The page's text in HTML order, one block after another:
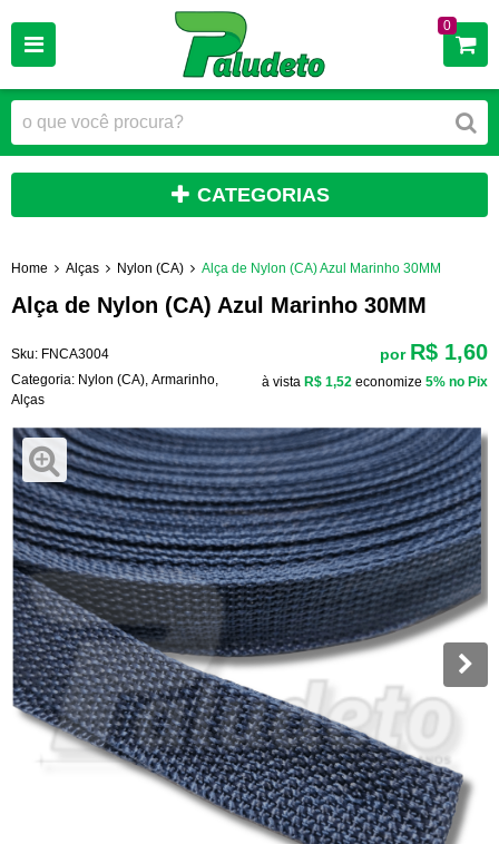
0
CATEGORIAS
Home Alças Nylon (CA) Alça de Nylon (CA) Azul Marinho 30MM
Alça de Nylon (CA) Azul Marinho 30MM
Sku: FNCA3004
Categoria: Nylon (CA) Armarinho
Alças
por R$ 1,60
à vista R$ 1,52 economize 5% no Pix